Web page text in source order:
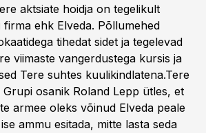
aktsiate hoidja on tegelikult
ehk Elveda. Põllumehed
tihedat sidet ja tegelevad
viimaste vangerdustega kursis ja
Tere suhtes kuulikindlatena.Tere
osanik Roland Lepp ütles, et
armee oleks võinud Elveda peale
ammu esitada, mitte lasta seda